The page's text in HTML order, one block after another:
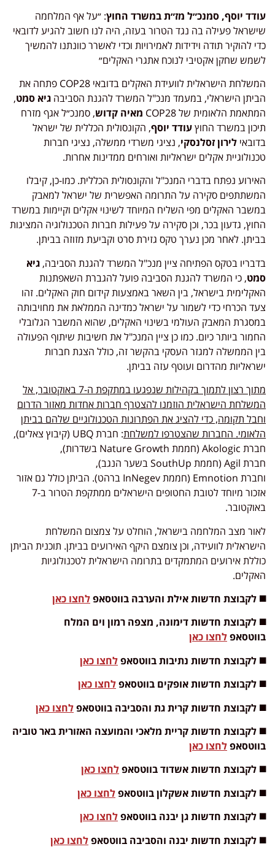
עודד יוסף, סמנכ״ל מז״ת במשרד החוץ: ״על אף המלחמה
שישראל פעילה בה נגד הטרור בעזה, היה לנו חשוב להגיע לדובאי
כדי להוקיר תודה וידידות לאמירויות וכדי לאשרר כוונתנו להמשיך
לשמש שחקן אקטיבי לנוכח אתגרי האקלים״
המשלחת הישראלית לוועידת האקלים בדובאי COP28 פתחה את
הביתן הישראלי, במעמד מנכ"ל המשרד להגנת הסביבה גיא סמט,
המתאמת הלאומית של COP28
מאיה קדוש, סמנכ״ל אגף מזרח
תיכון במשרד החוץעודד יוסף, הקונסולית הכללית של ישראל
בדובאי לירון זסלנסקי, נציגי משרדי ממשלה, נציגי חברות
טכנולוגיית אקלים ישראליות ואורחים ממדינות אחרות.
האירוע נפתח בדברי המנכ"ל והקונסולית הכללית. כמו-כן, קיבלו
המשתתפים סקירה על התרומה האפשרית של ישראל למאבק
במשבר האקלים מפי השליח המיוחד לשינוי אקלים וקיימות במשרד
החוץ, גדעון בכר, וכן סקירה על פעילות חברות הטכנולוגיה המציגות
בביתן. לאחר מכן נערך טקס גזירת סרט וקביעת מזוזה בביתן.
בדבריו בטקס הפתיחה ציין מנכ"ל המשרד להגנת הסביבה, גיא
סמט, כי המשרד להגנת הסביבה פועל להגברת השאפתנות
האקלימית בישראל, בין השאר באמצעות קידום חוק האקלים. זהו
צעד הכרחי כדי לשמור על ישראל כמדינה הממלאת את מחויבותה
במסגרת המאבק העולמי בשינוי האקלים, שהוא המשבר הגלובלי
החמור ביותר כיום. כמו כן ציין המנכ"ל את חשיבות שיתוף הפעולה
בין הממשלה למגזר העסקי בהקשר זה, כולל הצגת חברות
ישראליות מהדרום ועוטף עזה בביתן.
מתוך רצון לתמוך בקהילות שנפגעו במתקפת ה-7 באוקטובר, אל
המשלחת הישראלית הוזמנו להצטרף חברות אחדות מאזור הדרום
וחבל תקומה, כדי להציג את הפתרונות הטכנולוגיים שלהם בביתן
הלאומי. החברות שהצטרפו למשלחת
: חברת UBQ (קיבוץ צאלים),
חברת Akologic (חממת Nature Growth בשדרות),
חברת Agil (חממת SouthUp בשער הנגב),
וחברת Emnotion (חממת InNegev ברהט). הביתן כולל גם אזור
אזכור מיוחד לטובת החטופים הישראלים ממתקפת הטרור ב-7
באוקטובר.
לאור מצב המלחמה בישראל, הוחלט על צמצום המשלחת
הישראלית לוועידה, וכן צומצם היקף האירועים בביתן. תוכנית הביתן
כוללת אירועים המתמקדים בתרומה הישראלית לטכנולוגיות
האקלים.
◼️ לקבוצת חדשות אילת והערבה בווטסאפלחצו כאן
◼️ לקבוצת חדשות דימונה, מצפה רמון וים המלח
בווטסאפלחצו כאן
◼️ לקבוצת חדשות נתיבות בווטסאפלחצו כאן
◼️ לקבוצת חדשות אופקים בווטסאפלחצו כאן
◼️ לקבוצת חדשות קרית גת והסביבה בווטסאפלחצו כאן
◼️ לקבוצת חדשות קריית מלאכי והמועצה האזורית באר טוביה
בווטסאפלחצו כאן
◼️ לקבוצת חדשות אשדוד בווטסאפלחצו כאן
◼️ לקבוצת חדשות אשקלון בווטסאפלחצו כאן
◼️ לקבוצת חדשות גן יבנה בווטסאפלחצו כאן
◼️ לקבוצת חדשות יבנה והסביבה בווטסאפלחצו כאן